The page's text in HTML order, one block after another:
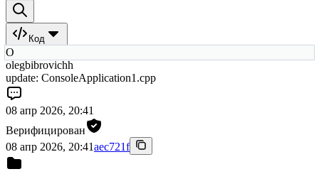
Код
O
olegbibrovichh
update: ConsoleApplication1.cpp
08 апр 2026, 20:41
Верифицирован
08 апр 2026, 20:41aec721f